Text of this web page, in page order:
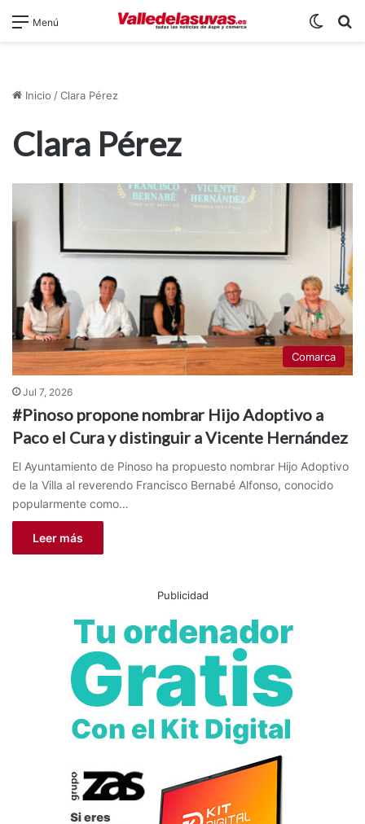
Menú
Inicio /Clara Pérez
Clara Pérez
Comarca
Jul 7, 2026
#Pinoso propone nombrar Hijo Adoptivo a
Paco el Cura y distinguir a Vicente Hernández
El Ayuntamiento de Pinoso ha propuesto nombrar Hijo Adoptivo
de la Villa al reverendo Francisco Bernabé Alfonso, conocido
popularmente como…
Leer más
Publicidad